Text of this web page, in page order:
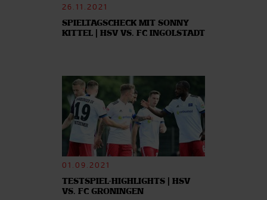
26.11.2021
SPIELTAGSCHECK MIT SONNY
KITTEL | HSV VS. FC INGOLSTADT
01.09.2021
TESTSPIEL-HIGHLIGHTS | HSV
VS. FC GRONINGEN